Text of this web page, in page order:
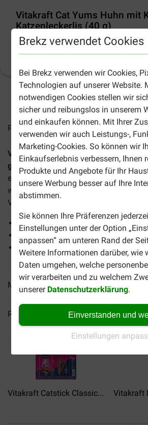
Brekz verwendet Cookies
Bei Brekz verwenden wir Cookies,
Technologien auf unserer Website.
notwendigen Cookies stellen wir
sicher und reibungslos in unserem
und einkaufen können. Mit Ihrer
verwenden wir auch Leistungs-,
Marketing-Cookies. So können wir
Einkaufserlebnis verbessern, Ihnen
Produkte und Angebote für Ihr
unsere Werbung besser auf Ihre
abstimmen.
Sie können Ihre Präferenzen
Einstellungen unter der Option
anpassen“ am unteren Rand der
Weitere Informationen darüber, wie
Daten umgehen, welche
wir verarbeiten und zu welchem
unserer Datenschutzerklärung.
Einverstanden und
Einstellungen
Vitakraft Cat Yums Huhn mit
Katzenleckerlis (40 g)
2-5 Arbeitstage, sofern
Preise inkl. MwSt zzgl.Versandkosten
Vitakraft Cat Yums Huhn mit
g)
ist ein köstlicher fleischiger
essentiellen Nährstoffen angereichert
werden in einer praktischen,
Verpackung geliefert.
Mit Katzengras und Inulin
Quelle von Antioxidantien
Hoher Fleischanteil
Mehr Produktinfos
Reviews
Vitakraft Catstick Classic... Vitakraft